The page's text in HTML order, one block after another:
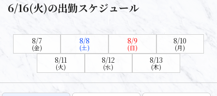
6/16(火)の出勤スケジュール
8/7
(金)
8/8
(土)
8/9
(日)
8/10
(月)
8/11
(火)
8/12
(水)
8/13
(木)